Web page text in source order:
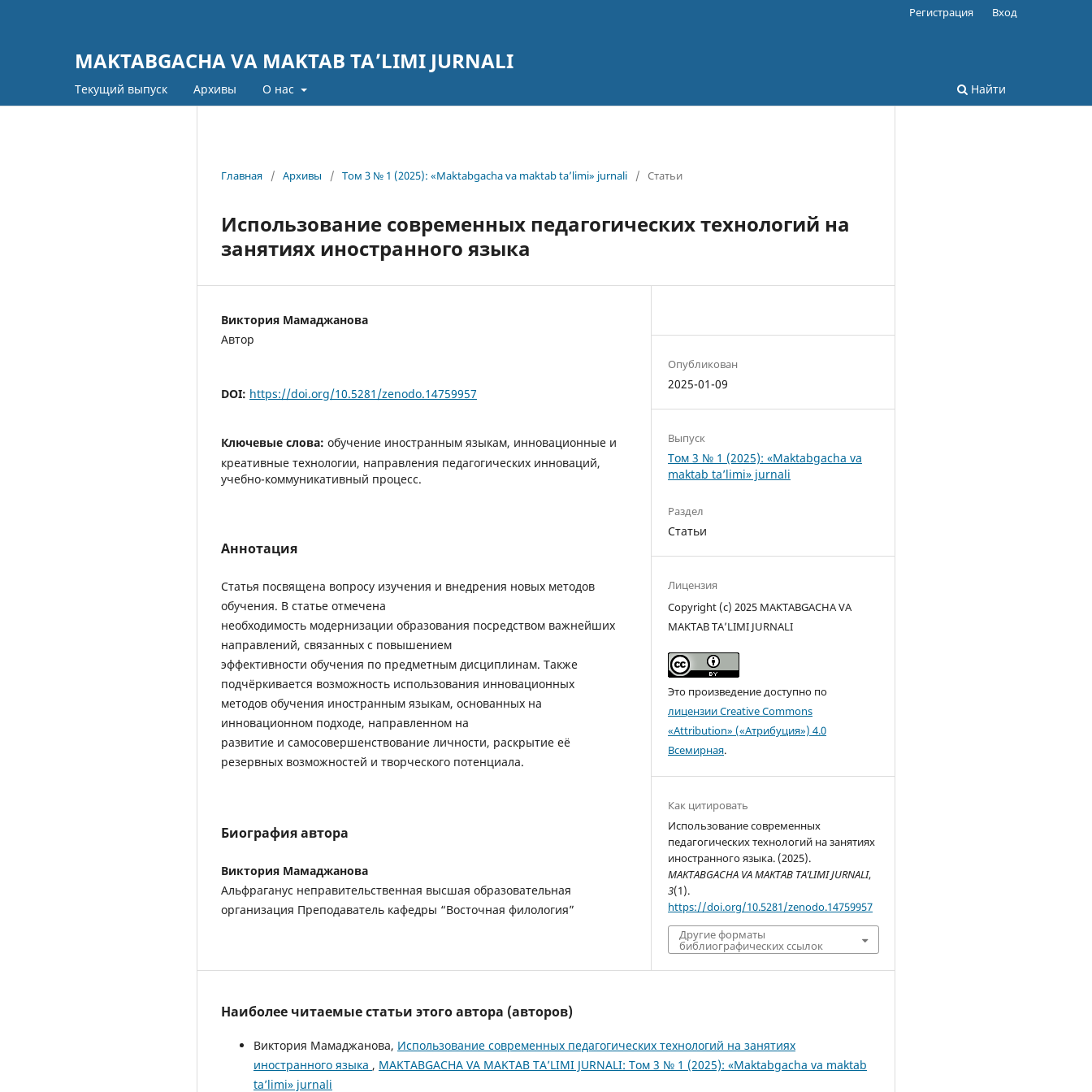
MAKTABGACHA VA MAKTAB TA’LIMI JURNALI
Текущий выпуск Архивы О нас Найти
Регистрация Вход
Главная / Архивы / Том 3 № 1 (2025): «Maktabgacha va maktab ta’limi» jurnali / Статьи
Использование современных педагогических технологий на
занятиях иностранного языка
Виктория Мамаджанова
Автор
DOI: https://doi.org/10.5281/zenodo.14759957
Ключевые слова: обучение иностранным языкам, инновационные и
креативные технологии, направления педагогических инноваций,
учебно-коммуникативный процесс.
Аннотация
Статья посвящена вопросу изучения и внедрения новых методов
обучения. В статье отмечена
необходимость модернизации образования посредством важнейших
направлений, связанных с повышением
эффективности обучения по предметным дисциплинам. Также
подчёркивается возможность использования инновационных
методов обучения иностранным языкам, основанных на
инновационном подходе, направленном на
развитие и самосовершенствование личности, раскрытие её
резервных возможностей и творческого потенциала.
Биография автора
Виктория Мамаджанова
Альфраганус неправительственная высшая образовательная
организация Преподаватель кафедры “Восточная филология”
Опубликован
2025-01-09
Выпуск
Том 3 № 1 (2025): «Maktabgacha va
maktab ta’limi» jurnali
Раздел
Статьи
Лицензия
Copyright (c) 2025 MAKTABGACHA VA
MAKTAB TA’LIMI JURNALI
Это произведение доступно по
лицензии Creative Commons
«Attribution» («Атрибуция») 4.0
Всемирная.
Как цитировать
Использование современных
педагогических технологий на занятиях
иностранного языка. (2025).
MAKTABGACHA VA MAKTAB TA’LIMI JURNALI,
3(1).
https://doi.org/10.5281/zenodo.14759957
Другие форматы
библиографических ссылок
Наиболее читаемые статьи этого автора (авторов)
Виктория Мамаджанова, Использование современных педагогических технологий на занятиях
иностранного языка , MAKTABGACHA VA MAKTAB TA’LIMI JURNALI: Том 3 № 1 (2025): «Maktabgacha va maktab
ta’limi» jurnali